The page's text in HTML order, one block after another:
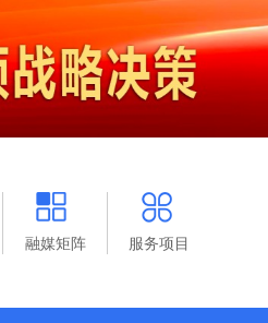
融媒矩阵 服务项目